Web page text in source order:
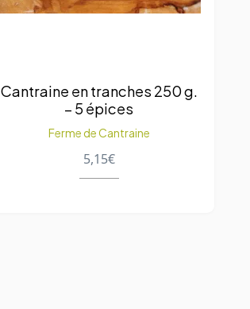
Cantraine en tranches 250 g.
– 5 épices
Ferme de Cantraine
5,15€